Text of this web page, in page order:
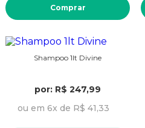
Comprar
Shampoo 1lt Divine
por: R$ 247,99
ou em 6x de R$ 41,33